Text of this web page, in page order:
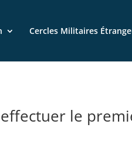
Cercles Militaires
le